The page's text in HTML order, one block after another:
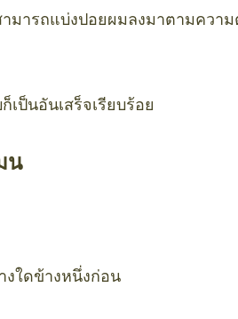
ารถแบ่งปอยผมลงมาตามความ
ป็นอันเสร็จเรียบร้อย
น
งใดข้างหนึ่งก่อน